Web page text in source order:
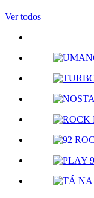
Ver todos